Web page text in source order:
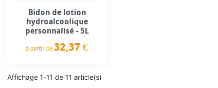
Bidon de lotion
hydroalcoolique
personnalisé - 5L
à partir de 32,37 €
Affichage 1-11 de 11 article(s)